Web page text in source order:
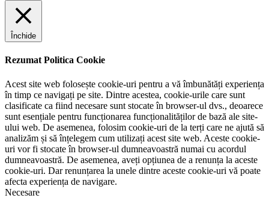
Închide
Rezumat Politica Cookie
Acest site web folosește cookie-uri pentru a vă îmbunătăți experiența
în timp ce navigați pe site. Dintre acestea, cookie-urile care sunt
clasificate ca fiind necesare sunt stocate în browser-ul dvs., deoarece
sunt esențiale pentru funcționarea funcționalităților de bază ale site-
ului web. De asemenea, folosim cookie-uri de la terți care ne ajută să
analizăm și să înțelegem cum utilizați acest site web. Aceste cookie-
uri vor fi stocate în browser-ul dumneavoastră numai cu acordul
dumneavoastră. De asemenea, aveți opțiunea de a renunța la aceste
cookie-uri. Dar renunțarea la unele dintre aceste cookie-uri vă poate
afecta experiența de navigare.
Necesare